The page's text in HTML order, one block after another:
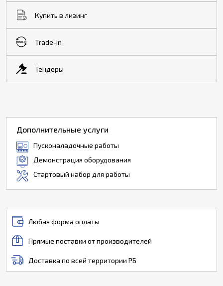
Купить в лизинг
Trade-in
Тендеры
Дополнительные услуги
Пусконаладочные работы
Демонстрация оборудования
Стартовый набор для работы
Любая форма оплаты
Прямые поставки от производителей
Доставка по всей территории РБ